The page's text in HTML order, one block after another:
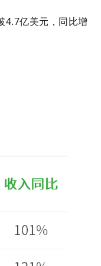
4.7亿美元，同比增